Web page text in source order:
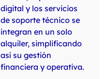
digital y los servicios
de soporte técnico se
integran en un solo
alquiler, simplificando
así su gestión
financiera y operativa.